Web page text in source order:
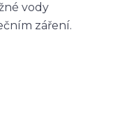
vody
záření.